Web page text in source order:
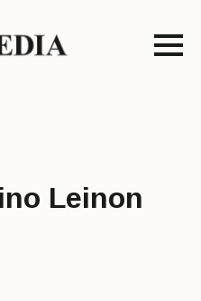
Leinon